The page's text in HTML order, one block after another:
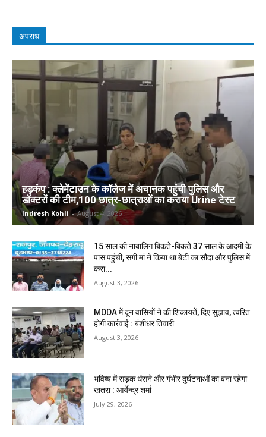
अपराध
हड़कंप : क्लेमेंटाउन के कॉलेज में अचानक पहुंची पुलिस और
डॉक्टरों की टीम,100 छात्र-छात्राओं का कराया Urine टेस्ट
Indresh Kohli - August 4, 2026
15 साल की नाबालिग बिकते-बिकते 37 साल के आदमी के
पास पहुंची, सगी मां ने किया था बेटी का सौदा और पुलिस में
करा...
August 3, 2026
MDDA में दून वासियों ने की शिकायतें, दिए सुझाव, त्वरित
होगी कार्रवाई : बंशीधर तिवारी
August 3, 2026
भविष्य में सड़क धंसने और गंभीर दुर्घटनाओं का बना रहेगा
खतरा : आर्येन्द्र शर्मा
July 29, 2026